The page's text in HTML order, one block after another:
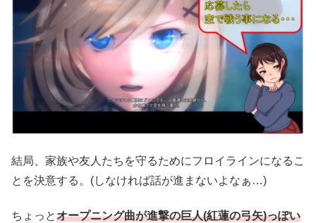
結局、家族や友人たちを守るためにフロイラインになるこ
とを決意する。(しなければ話が進まないよなぁ…)
ちょっとオープニング曲が進撃の巨人(紅蓮の弓矢)っぽい